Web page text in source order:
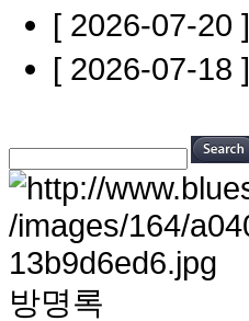
[ 2026-07-20 ]
[ 2026-07-18 ]
방명록